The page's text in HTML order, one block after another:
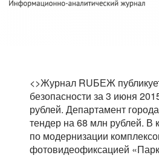
<>Журнал RUБЕЖ
безопасности за 3 июня
рублей. Департамент
тендер на 68 млн рублей. В
по модернизации
фотовидеофиксацией